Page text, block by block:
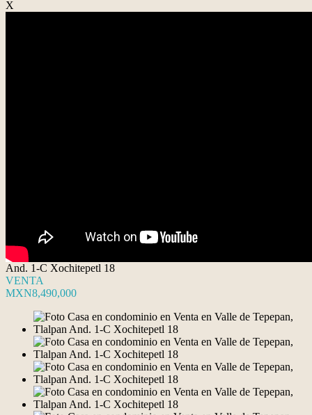
X
And. 1-C Xochitepetl 18
VENTA
MXN8,490,000